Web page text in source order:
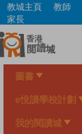
Skip
main
content
教城主頁 教師
家長
圖書
e悅讀學校計劃
我的閱讀城